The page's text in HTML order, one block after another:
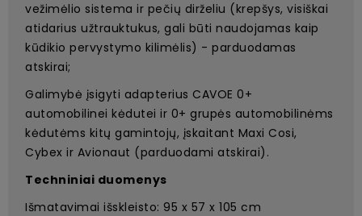
vežimėlio sistema ir pečių dirželiu (krepšys, visiškai
atidarius užtrauktukus, gali būti naudojamas kaip
kūdikio pervystymo kilimėlis) - parduodamas
atskirai;
Galimybė įsigyti adapterius CAVOE 0+
automobilinei kėdutei ir 0+ grupės automobilinėms
kėdutėms kitų gamintojų, įskaitant Maxi Cosi,
Cybex ir Avionaut (parduodami atskirai).
Techniniai duomenys
Išmatavimai išskleisto: 95 x 57 x 105 cm